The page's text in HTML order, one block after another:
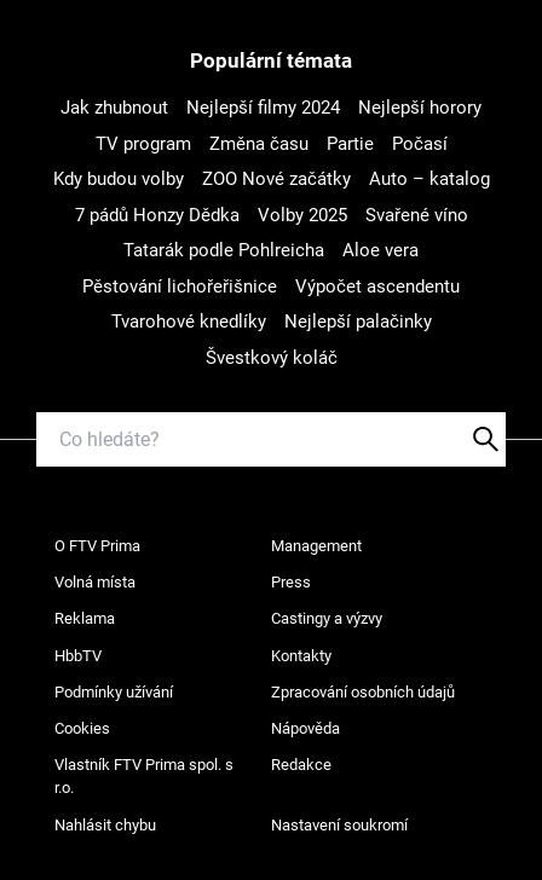
Populární témata
Jak zhubnout Nejlepší filmy 2024
Nejlepší horory
TV program
Změna času Partie
Počasí
Kdy budou volby
ZOO Nové začátky
Auto – katalog
7 pádů Honzy Dědka
Volby 2025
Svařené víno
Tatarák podle Pohlreicha
Aloe vera
Pěstování lichořeřišnice
Výpočet ascendentu
Tvarohové knedlíky
Nejlepší palačinky
Švestkový koláč
O FTV Prima Management
Volná místa Press
Reklama Castingy a výzvy
HbbTV Kontakty
Podmínky užívání Zpracování osobních údajů
Cookies Nápověda
Vlastník FTV Prima spol. s
r.o.
Redakce
Nahlásit chybu Nastavení soukromí